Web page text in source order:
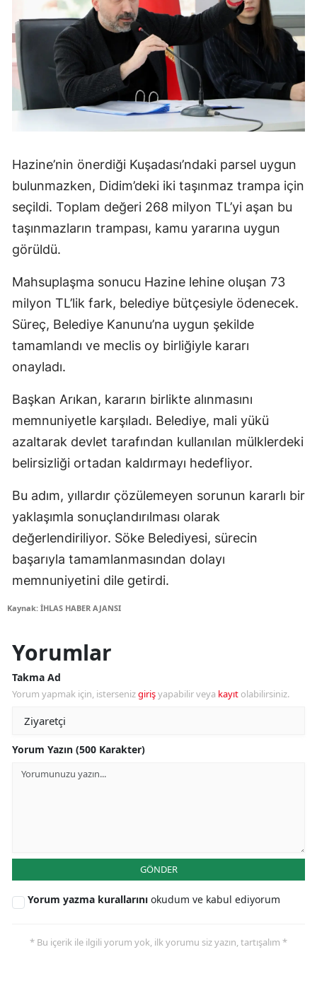
Hazine’nin önerdiği Kuşadası’ndaki parsel uygun
bulunmazken, Didim’deki iki taşınmaz trampa için
seçildi. Toplam değeri 268 milyon TL’yi aşan bu
taşınmazların trampası, kamu yararına uygun
görüldü.
Mahsuplaşma sonucu Hazine lehine oluşan 73
milyon TL’lik fark, belediye bütçesiyle ödenecek.
Süreç, Belediye Kanunu’na uygun şekilde
tamamlandı ve meclis oy birliğiyle kararı
onayladı.
Başkan Arıkan, kararın birlikte alınmasını
memnuniyetle karşıladı. Belediye, mali yükü
azaltarak devlet tarafından kullanılan mülklerdeki
belirsizliği ortadan kaldırmayı hedefliyor.
Bu adım, yıllardır çözülemeyen sorunun kararlı bir
yaklaşımla sonuçlandırılması olarak
değerlendiriliyor. Söke Belediyesi, sürecin
başarıyla tamamlanmasından dolayı
memnuniyetini dile getirdi.
Kaynak: İHLAS HABER AJANSI
Yorumlar
Takma Ad
Yorum yapmak için, istersenizgirişyapabilir veya kayıt olabilirsiniz.
Yorum Yazın (500 Karakter)
GÖNDER
Yorum yazma kurallarını okudum ve kabul ediyorum
* Bu içerik ile ilgili yorum yok, ilk yorumu siz yazın, tartışalım *